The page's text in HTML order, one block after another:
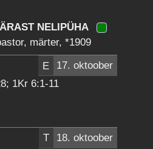
NELIPÜHA
märter, *1909
E
17. oktoober
1Kr 6:1-11
T
18. oktoober